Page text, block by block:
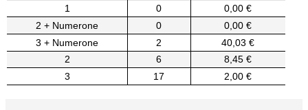
1
0
0,00 €
2 + Numerone
0
0,00 €
3 + Numerone
2
40,03 €
2
6
8,45 €
3
17 2,00 €